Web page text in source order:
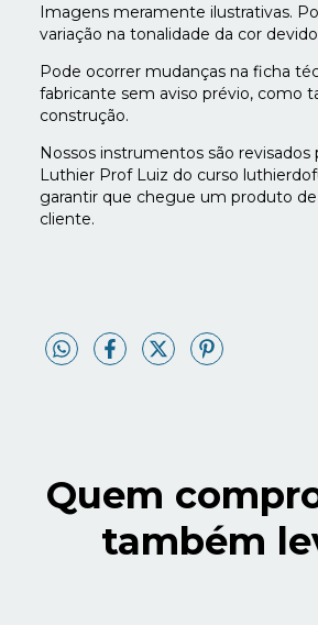
Imagens meramente ilustrativas.
variação na tonalidade da cor
Pode ocorrer mudanças na ficha
fabricante sem aviso prévio, como
construção.
Nossos instrumentos são revisados
Luthier Prof Luiz do curso
garantir que chegue um produto
cliente.
Quem
também